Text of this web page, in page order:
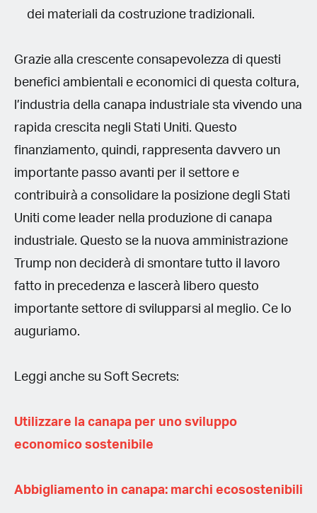
dei materiali da costruzione tradizionali.
Grazie alla crescente consapevolezza di questi
benefici ambientali e economici di questa coltura,
l’industria della canapa industriale sta vivendo una
rapida crescita negli Stati Uniti. Questo
finanziamento, quindi, rappresenta davvero un
importante passo avanti per il settore e
contribuirà a consolidare la posizione degli Stati
Uniti come leader nella produzione di canapa
industriale. Questo se la nuova amministrazione
Trump non deciderà di smontare tutto il lavoro
fatto in precedenza e lascerà libero questo
importante settore di svilupparsi al meglio. Ce lo
auguriamo.
Leggi anche su Soft Secrets:
Utilizzare la canapa per uno sviluppo
economico sostenibile
Abbigliamento in canapa: marchi ecosostenibili